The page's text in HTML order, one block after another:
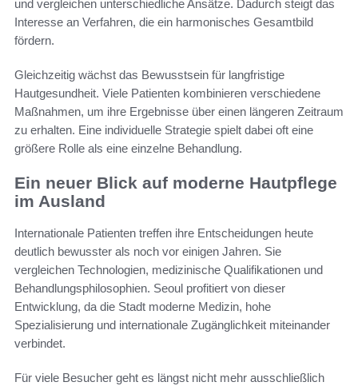
und vergleichen unterschiedliche Ansätze. Dadurch steigt das
Interesse an Verfahren, die ein harmonisches Gesamtbild
fördern.
Gleichzeitig wächst das Bewusstsein für langfristige
Hautgesundheit. Viele Patienten kombinieren verschiedene
Maßnahmen, um ihre Ergebnisse über einen längeren Zeitraum
zu erhalten. Eine individuelle Strategie spielt dabei oft eine
größere Rolle als eine einzelne Behandlung.
Ein neuer Blick auf moderne Hautpflege
im Ausland
Internationale Patienten treffen ihre Entscheidungen heute
deutlich bewusster als noch vor einigen Jahren. Sie
vergleichen Technologien, medizinische Qualifikationen und
Behandlungsphilosophien. Seoul profitiert von dieser
Entwicklung, da die Stadt moderne Medizin, hohe
Spezialisierung und internationale Zugänglichkeit miteinander
verbindet.
Für viele Besucher geht es längst nicht mehr ausschließlich